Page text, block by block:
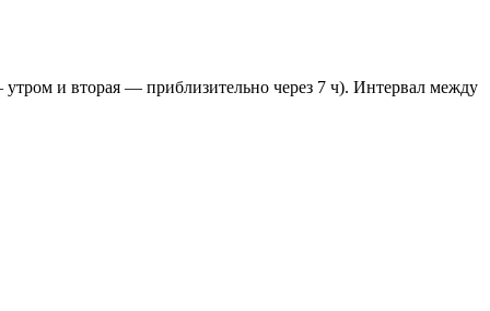
и вторая — приблизительно через 7 ч). Интервал между